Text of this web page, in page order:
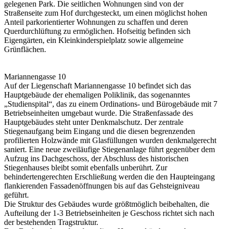
gelegenen Park. Die seitlichen Wohnungen sind von der
Straßenseite zum Hof durchgesteckt, um einen möglichst hohen
Anteil parkorientierter Wohnungen zu schaffen und deren
Querdurchlüftung zu ermöglichen. Hofseitig befinden sich
Eigengärten, ein Kleinkinderspielplatz sowie allgemeine
Grünflächen.
Mariannengasse 10
Auf der Liegenschaft Mariannengasse 10 befindet sich das
Hauptgebäude der ehemaligen Poliklinik, das sogenanntes
„Studienspital“, das zu einem Ordinations- und Bürogebäude mit 7
Betriebseinheiten umgebaut wurde. Die Straßenfassade des
Hauptgebäudes steht unter Denkmalschutz. Der zentrale
Stiegenaufgang beim Eingang und die diesen begrenzenden
profilierten Holzwände mit Glasfüllungen wurden denkmalgerecht
saniert. Eine neue zweiläufige Stiegenanlage führt gegenüber dem
Aufzug ins Dachgeschoss, der Abschluss des historischen
Stiegenhauses bleibt somit ebenfalls unberührt. Zur
behindertengerechten Erschließung werden die den Haupteingang
flankierenden Fassadenöffnungen bis auf das Gehsteigniveau
geführt.
Die Struktur des Gebäudes wurde größtmöglich beibehalten, die
Aufteilung der 1-3 Betriebseinheiten je Geschoss richtet sich nach
der bestehenden Tragstruktur.